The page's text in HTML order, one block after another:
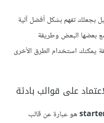
بجعلك تفهم بشكل أفضل آلية
بعضها البعض وطريقة
يمكنك استخدام الطرق الأخرى
هو عبارة عن قالب